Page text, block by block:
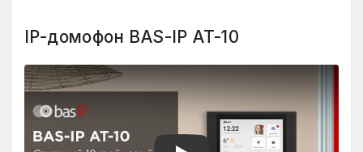
IP-домофон BAS-IP AT-10